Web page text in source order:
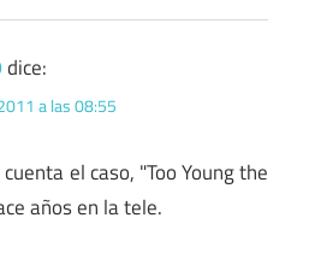
dice:
a las 08:55
el caso, "Too Young the
años en la tele.